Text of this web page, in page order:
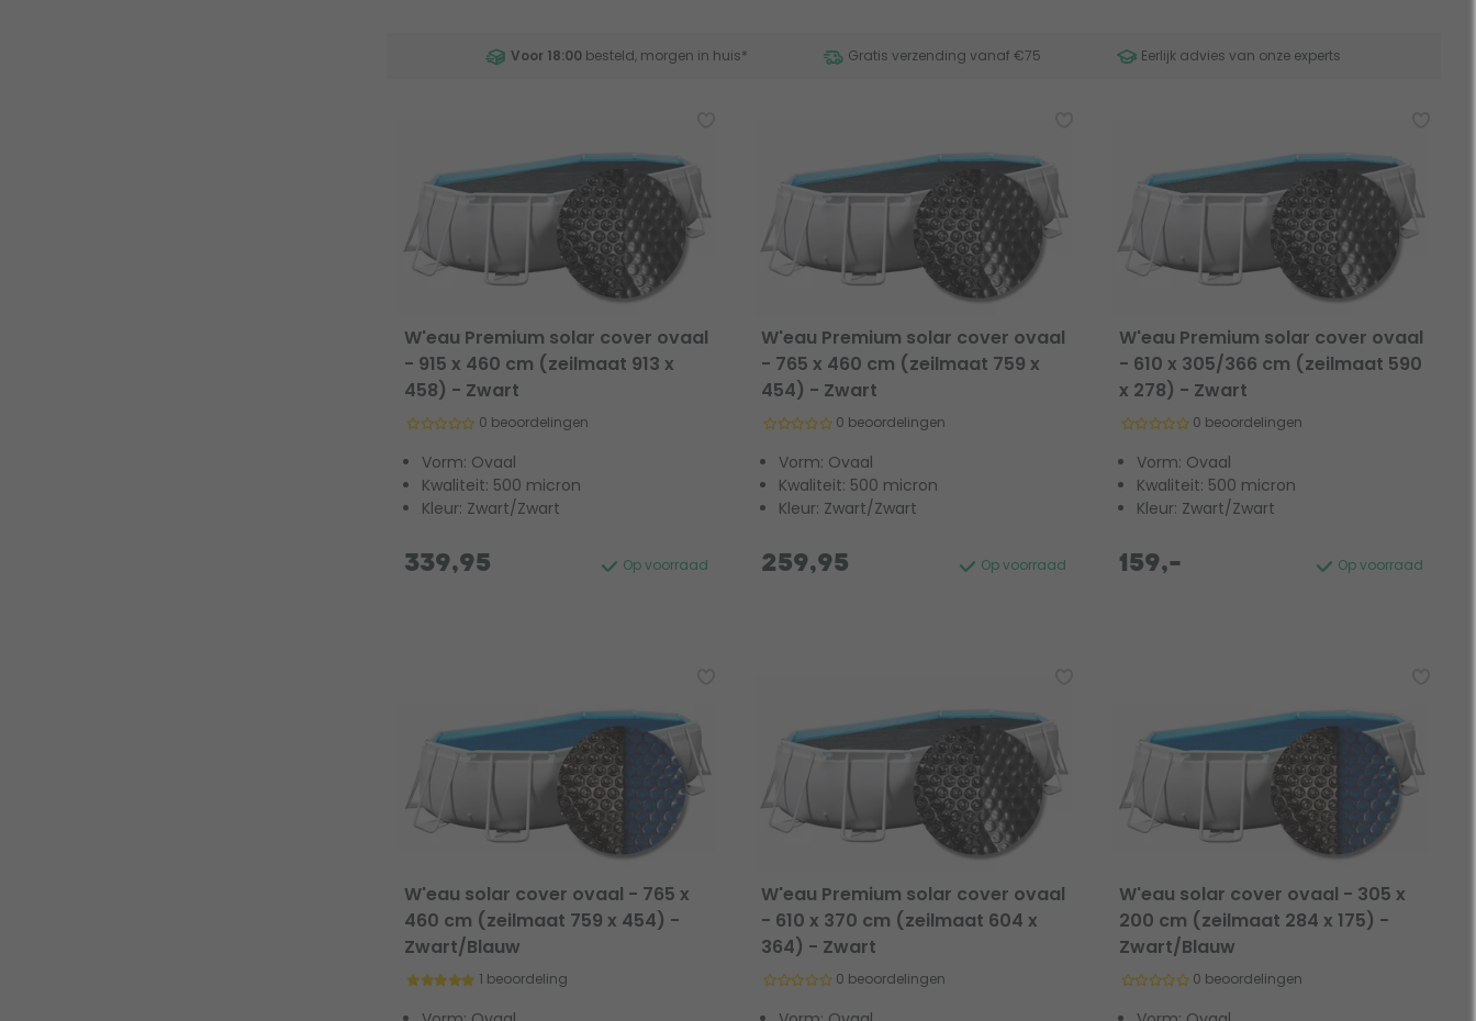
Voor 18:00 besteld, morgen in huis* Gratis verzending vanaf €75 Eerlijk advies van onze experts
W'eau Premium solar cover ovaal
- 915 x 460 cm (zeilmaat 913 x
458) - Zwart
0 beoordelingen
Vorm: Ovaal
Kwaliteit: 500 micron
Kleur: Zwart/Zwart
Op voorraad
339,95
W'eau Premium solar cover ovaal
- 765 x 460 cm (zeilmaat 759 x
454) - Zwart
0 beoordelingen
Vorm: Ovaal
Kwaliteit: 500 micron
Kleur: Zwart/Zwart
Op voorraad
259,95
W'eau Premium solar cover ovaal
- 610 x 305/366 cm (zeilmaat 590
x 278) - Zwart
0 beoordelingen
Vorm: Ovaal
Kwaliteit: 500 micron
Kleur: Zwart/Zwart
Op voorraad
159,-
W'eau solar cover ovaal - 765 x
460 cm (zeilmaat 759 x 454) -
Zwart/Blauw
1 beoordeling
W'eau Premium solar cover ovaal
- 610 x 370 cm (zeilmaat 604 x
364) - Zwart
0 beoordelingen
W'eau solar cover ovaal - 305 x
200 cm (zeilmaat 284 x 175) -
Zwart/Blauw
0 beoordelingen